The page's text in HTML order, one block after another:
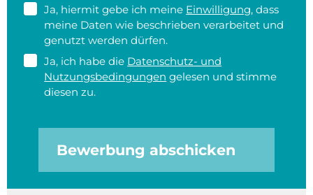
Ja, hiermit gebe ich meine Einwilligung, dass
meine Daten wie beschrieben verarbeitet und
genutzt werden dürfen.
Ja, ich habe die Datenschutz- und
Nutzungsbedingungen gelesen und stimme
diesen zu.
Bewerbung abschicken